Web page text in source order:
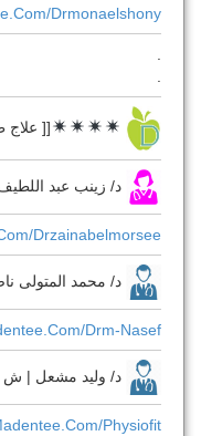
drmonaelshony
[[ علاج
د/ زينب عبد
drzainabelmorsee/
د/ محمد المتولى
drm-Nasef
د/ وليد مشعل | ش
physiofit